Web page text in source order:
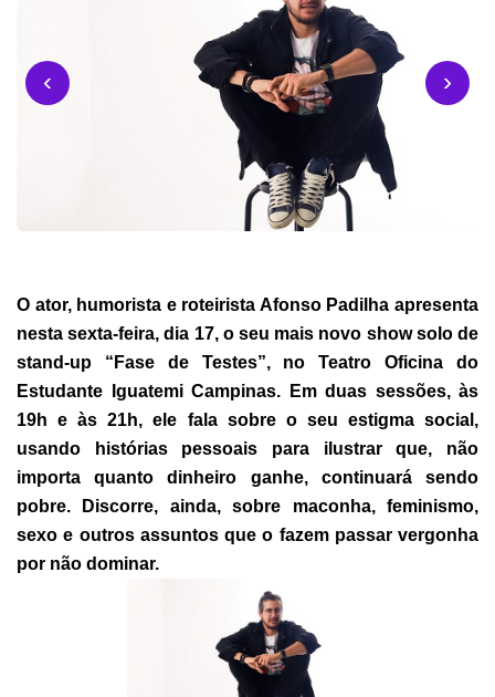
‹ ›
O ator, humorista e roteirista Afonso Padilha apresenta
nesta sexta-feira, dia 17, o seu mais novo show solo de
stand-up “Fase de Testes”, no Teatro Oficina do
Estudante Iguatemi Campinas. Em duas sessões, às
19h e às 21h, ele fala sobre o seu estigma social,
usando histórias pessoais para ilustrar que, não
importa quanto dinheiro ganhe, continuará sendo
pobre. Discorre, ainda, sobre maconha, feminismo,
sexo e outros assuntos que o fazem passar vergonha
por não dominar.